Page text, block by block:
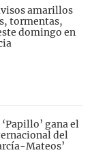
amarillos
tormentas,
domingo en
gana el
del
Mateos’